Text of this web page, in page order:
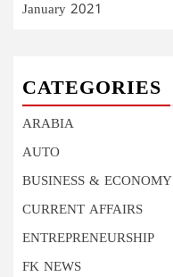
January 2021
CATEGORIES
ARABIA
AUTO
BUSINESS & ECONOMY
CURRENT AFFAIRS
ENTREPRENEURSHIP
FK NEWS